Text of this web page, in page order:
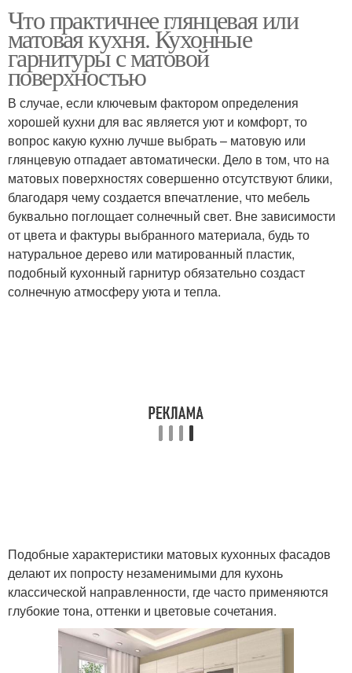
Что практичнее глянцевая или
матовая кухня. Кухонные
гарнитуры с матовой
поверхностью
В случае, если ключевым фактором определения
хорошей кухни для вас является уют и комфорт, то
вопрос какую кухню лучше выбрать – матовую или
глянцевую отпадает автоматически. Дело в том, что на
матовых поверхностях совершенно отсутствуют блики,
благодаря чему создается впечатление, что мебель
буквально поглощает солнечный свет. Вне зависимости
от цвета и фактуры выбранного материала, будь то
натуральное дерево или матированный пластик,
подобный кухонный гарнитур обязательно создаст
солнечную атмосферу уюта и тепла.
Подобные характеристики матовых кухонных фасадов
делают их попросту незаменимыми для кухонь
классической направленности, где часто применяются
глубокие тона, оттенки и цветовые сочетания.